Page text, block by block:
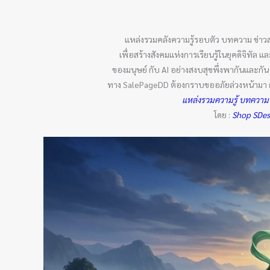
แหล่งรวมคลังความรู้รอบตัว บทความ ข่าว
เพื่อสร้างสังคมแห่งการเรียนรู้ในยุคดิจิทัล
ของมนุษย์ กับ AI อย่างสงบสุขพึ่งพากันและกัน
ทาง SalePageDD ต้องกราบขออภัยล่วงหน้า
แหล่งรวมความรู้ บทความ
โดย : Shop